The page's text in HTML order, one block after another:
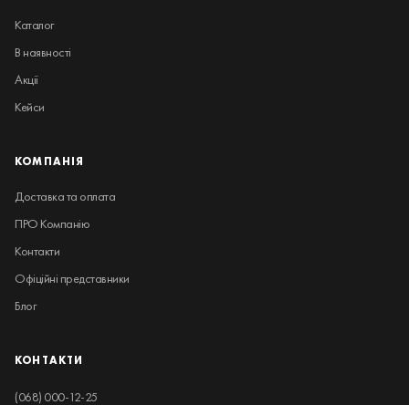
Каталог
В наявності
Акції
Кейси
КОМПАНІЯ
Доставка та оплата
ПРО Компанію
Контакти
Офіційні представники
Блог
КОНТАКТИ
(068) 000-12-25